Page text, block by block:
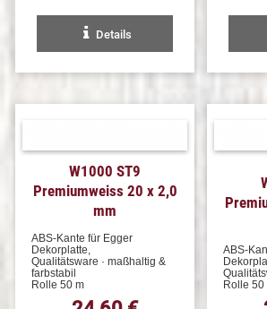
Details
W1000 ST9
Premiumweiss 20 x 2,0
mm
ABS-Kante für Egger
Dekorplatte,
Qualitätsware · maßhaltig &
farbstabil
Rolle 50 m
ABS-
Rolle 50